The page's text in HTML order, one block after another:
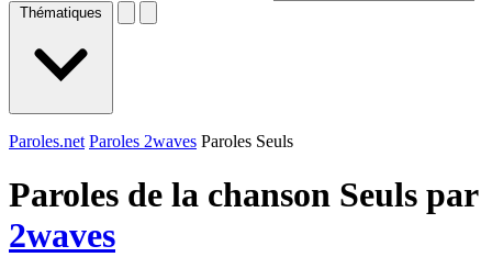
Thématiques
Paroles.net Paroles 2waves Paroles Seuls
Paroles de la chanson Seuls par
2waves